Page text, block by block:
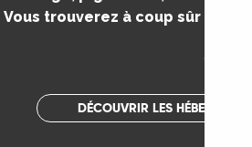
Vous trouverez à coup sûr
.
DÉCOUVRIR LES